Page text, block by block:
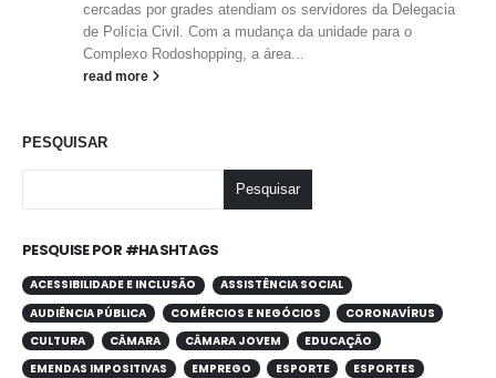
cercadas por grades atendiam os servidores da Delegacia
de Polícia Civil. Com a mudança da unidade para o
Complexo Rodoshopping, a área...
read more
PESQUISAR
Pesquisar
PESQUISE POR #HASHTAGS
ACESSIBILIDADE E INCLUSÃO
ASSISTÊNCIA SOCIAL
AUDIÊNCIA PÚBLICA
COMÉRCIOS E NEGÓCIOS
CORONAVÍRUS
CULTURA
CÂMARA CÂMARA JOVEM
EDUCAÇÃO
EMENDAS IMPOSITIVAS
EMPREGO ESPORTE
ESPORTES